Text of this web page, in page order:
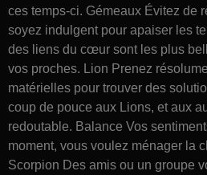
ces temps-ci. Gémeaux Évitez de
soyez indulgent pour apaiser les
des liens du cœur sont les plus
vos proches. Lion Prenez
matérielles pour trouver des
coup de pouce aux Lions, et aux
redoutable. Balance Vos
moment, vous voulez ménager la
Scorpion Des amis ou un groupe